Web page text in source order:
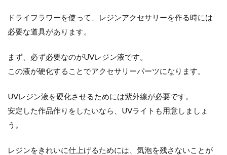
ドライフラワーを使って、レジンアクセサリーを作る時には
必要な道具があります。
まず、必ず必要なのがUVレジン液です。
この液が硬化することでアクセサリーパーツになります。
UVレジン液を硬化させるためには紫外線が必要です。
安定した作品作りをしたいなら、UVライトも用意しましょ
う。
レジンをきれいに仕上げるためには、気泡を残さないことが